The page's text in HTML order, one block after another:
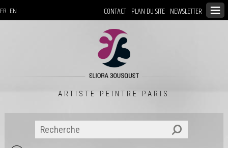
CONTACT PLAN DU SITE NEWSLETTER
FR EN
ARTISTE PEINTRE PARIS